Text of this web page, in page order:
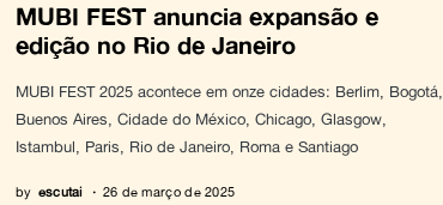
MUBI FEST anuncia expansão e
edição no Rio de Janeiro
MUBI FEST 2025 acontece em onze cidades: Berlim, Bogotá,
Buenos Aires, Cidade do México, Chicago, Glasgow,
Istambul, Paris, Rio de Janeiro, Roma e Santiago
by escutai 26 de março de 2025